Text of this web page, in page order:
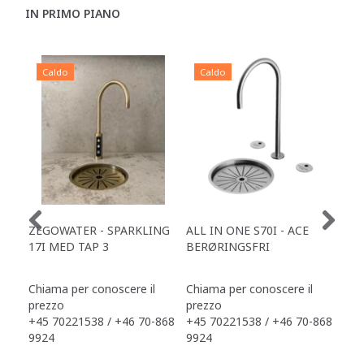
IN PRIMO PIANO
Caldo
ZEGOWATER - SPARKLING
17I MED TAP 3
Chiama per conoscere il
prezzo
+45 70221538 / +46 70-868
9924
Caldo
ALL IN ONE S70I - ACE
BERØRINGSFRI
Chiama per conoscere il
prezzo
+45 70221538 / +46 70-868
9924